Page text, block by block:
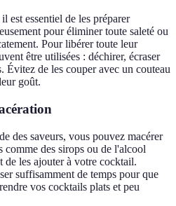
est essentiel de les préparer
pour éliminer toute saleté ou
Pour libérer toute leur
être utilisées : déchirer, écraser
Évitez de les couper avec un couteau
goût.
des saveurs, vous pouvez macérer
comme des sirops ou de l'alcool
de les ajouter à votre cocktail.
suffisamment de temps pour que
vos cocktails plats et peu